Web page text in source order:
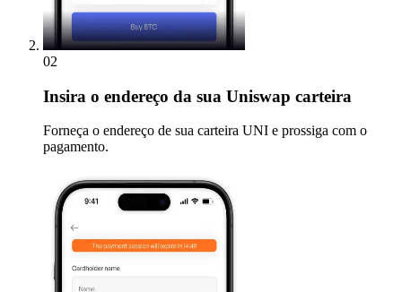
02
Insira o endereço da sua Uniswap carteira
Forneça o endereço de sua carteira UNI e prossiga com o
pagamento.